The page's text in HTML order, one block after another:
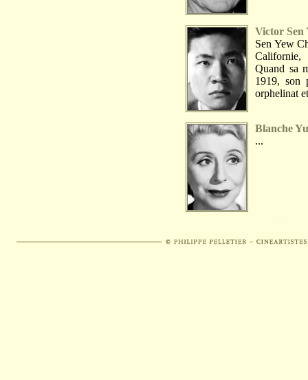
Victor Sen
Sen Yew
Californie,
Quand sa
1919, son
orphelinat
Blanche
...